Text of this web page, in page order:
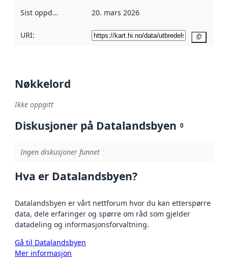
Sist oppdatert 20. mars 2026
URI:
Nøkkelord
Ikke oppgitt
Diskusjoner på Datalandsbyen 0
Ingen diskusjoner funnet
Hva er Datalandsbyen?
Datalandsbyen er vårt nettforum hvor du kan etterspørre
data, dele erfaringer og spørre om råd som gjelder
datadeling og informasjonsforvaltning.
Gå til Datalandsbyen
Mer informasjon